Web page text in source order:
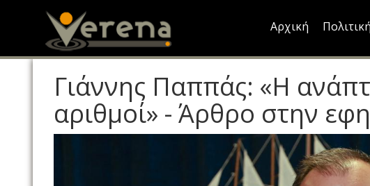
Αρχική Πολιτική
Γιάννης Παππάς: «Η
αριθμοί» - Άρθρο στην